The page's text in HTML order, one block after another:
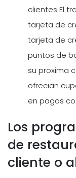
clientes El
tarjeta de
tarjeta de
puntos de
su proxima
ofrecian
en pagos
Los
de
cliente o